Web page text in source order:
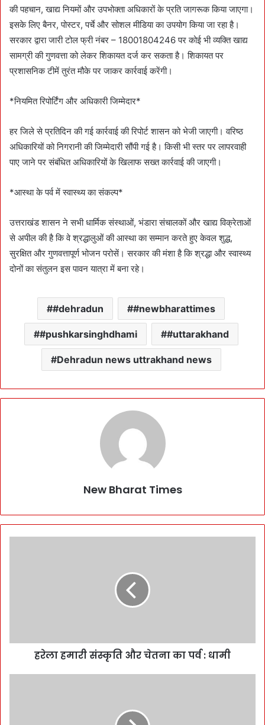
की पहचान, खाद्य नियमों और उपभोक्ता अधिकारों के प्रति जागरूक किया जाएगा।
इसके लिए बैनर, पोस्टर, पर्चे और सोशल मीडिया का उपयोग किया जा रहा है।
सरकार द्वारा जारी टोल फ्री नंबर – 18001804246 पर कोई भी व्यक्ति खाद्य
सामग्री की गुणवत्ता को लेकर शिकायत दर्ज कर सकता है। शिकायत पर
प्रशासनिक टीमें तुरंत मौके पर जाकर कार्रवाई करेंगी।
*नियमित रिपोर्टिंग और अधिकारी जिम्मेदार*
हर जिले से प्रतिदिन की गई कार्रवाई की रिपोर्ट शासन को भेजी जाएगी। वरिष्ठ
अधिकारियों को निगरानी की जिम्मेदारी सौंपी गई है। किसी भी स्तर पर लापरवाही
पाए जाने पर संबंधित अधिकारियों के खिलाफ सख्त कार्रवाई की जाएगी।
*आस्था के पर्व में स्वास्थ्य का संकल्प*
उत्तराखंड शासन ने सभी धार्मिक संस्थाओं, भंडारा संचालकों और खाद्य विक्रेताओं
से अपील की है कि वे श्रद्धालुओं की आस्था का सम्मान करते हुए केवल शुद्ध,
सुरक्षित और गुणवत्तापूर्ण भोजन परोसें। सरकार की मंशा है कि श्रद्धा और स्वास्थ्य
दोनों का संतुलन इस पावन यात्रा में बना रहे।
#dehradun #newbharattimes
#pushkarsinghdhami #uttarakhand
Dehradun news uttrakhand news
New Bharat Times
हरेला हमारी संस्कृति और चेतना का पर्व : धामी